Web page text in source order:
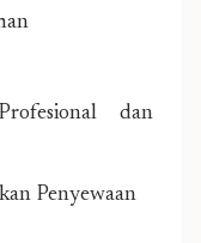
dan
Penyewaan